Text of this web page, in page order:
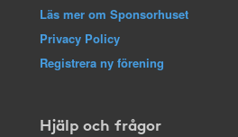
Läs mer om Sponsorhuset
Privacy Policy
Registrera ny förening
Hjälp och frågor